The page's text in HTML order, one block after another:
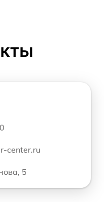
center.ru
5